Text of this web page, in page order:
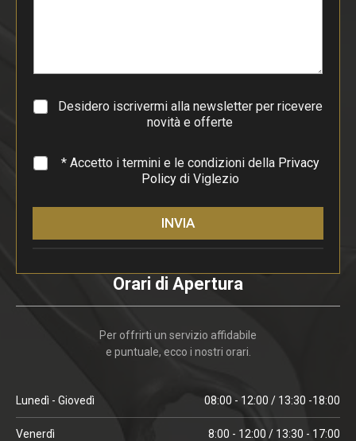
g
a
f
Desidero iscrivermi alla newsletter per ricevere
novità e offerte
* * Accetto i termini e le condizioni della Privacy
Policydi Viglezio
INVIA
Orari di Apertura
Per offrirti un servizio affidabile
e puntuale, ecco i nostri orari.
Lunedì - Giovedì 08:00 - 12:00 / 13:30 -18:00
Venerdì 8:00 - 12:00 / 13:30 - 17:00